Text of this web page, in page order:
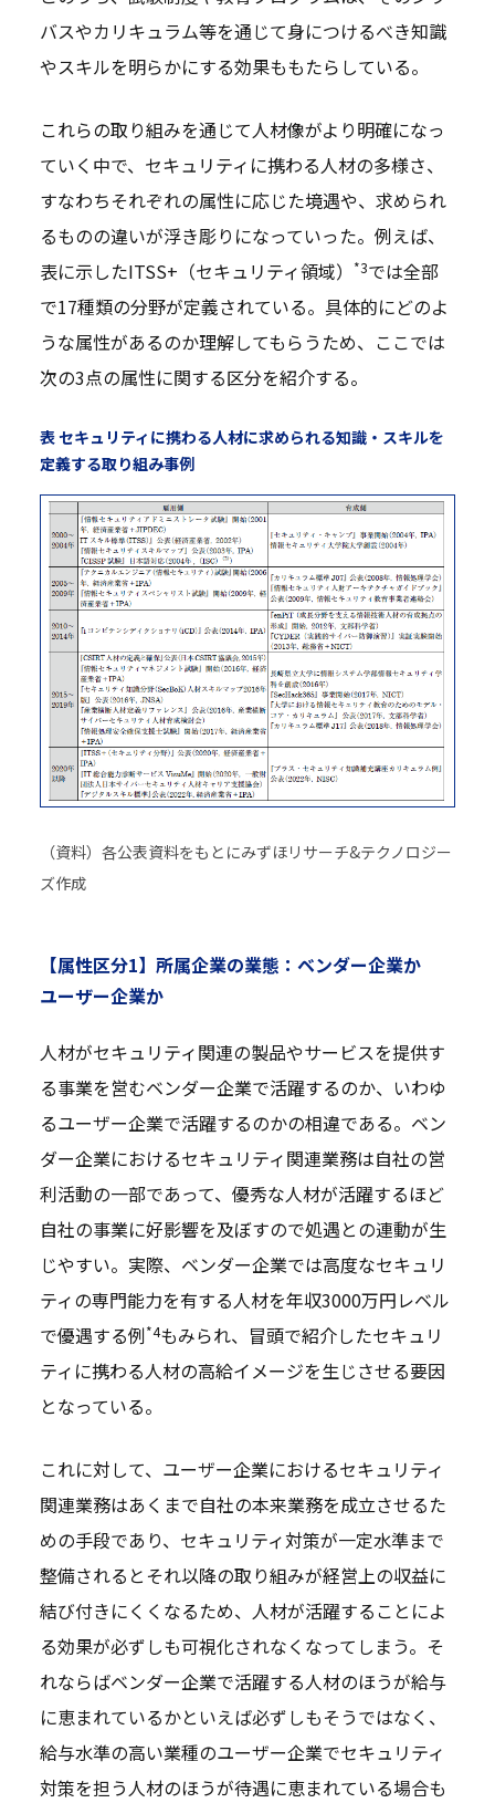
バスやカリキュラム等を通じて身につけるべき知識
やスキルを明らかにする効果ももたらしている。
これらの取り組みを通じて人材像がより明確になっ
ていく中で、セキュリティに携わる人材の多様さ、
すなわちそれぞれの属性に応じた境遇や、求められ
るものの違いが浮き彫りになっていった。例えば、
表に示したITSS+（セキュリティ領域）
*3では全部
で17種類の分野が定義されている。具体的にどのよ
うな属性があるのか理解してもらうため、ここでは
次の3点の属性に関する区分を紹介する。
表 セキュリティに携わる人材に求められる知識・スキルを
定義する取り組み事例
（資料）各公表資料をもとにみずほリサーチ&テクノロジー
ズ作成
【属性区分1】所属企業の業態：ベンダー企業か
ユーザー企業か
人材がセキュリティ関連の製品やサービスを提供す
る事業を営むベンダー企業で活躍するのか、いわゆ
るユーザー企業で活躍するのかの相違である。ベン
ダー企業におけるセキュリティ関連業務は自社の営
利活動の一部であって、優秀な人材が活躍するほど
自社の事業に好影響を及ぼすので処遇との連動が生
じやすい。実際、ベンダー企業では高度なセキュリ
ティの専門能力を有する人材を年収3000万円レベル
で優遇する例*4もみられ、冒頭で紹介したセキュリ
ティに携わる人材の高給イメージを生じさせる要因
となっている。
これに対して、ユーザー企業におけるセキュリティ
関連業務はあくまで自社の本来業務を成立させるた
めの手段であり、セキュリティ対策が一定水準まで
整備されるとそれ以降の取り組みが経営上の収益に
結び付きにくくなるため、人材が活躍することによ
る効果が必ずしも可視化されなくなってしまう。そ
れならばベンダー企業で活躍する人材のほうが給与
に恵まれているかといえば必ずしもそうではなく、
給与水準の高い業種のユーザー企業でセキュリティ
対策を担う人材のほうが待遇に恵まれている場合も